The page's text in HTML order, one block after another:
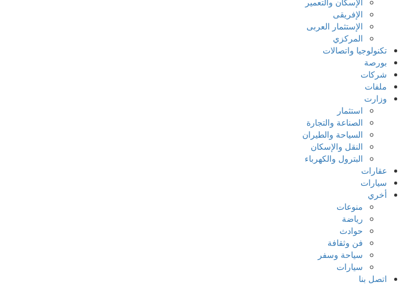
الإفريقى
الإستثمار العربى
المركزي
تكنولوجيا واتصالات
بورصة
شركات
ملفات
وزارت
استثمار
الصناعة والتجارة
السياحة والطيران
النقل والإسكان
البترول والكهرباء
عقارات
سيارات
أخري
منوعات
رياضة
حوادث
فن وثقافة
سياحة وسفر
سيارات
اتصل بنا